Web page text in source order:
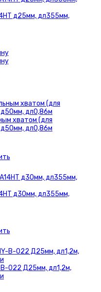
д25мм, дл355мм,
хватом (для
дл0,86м
д30мм, дл355мм,
022 Д25мм, дл1,2м,